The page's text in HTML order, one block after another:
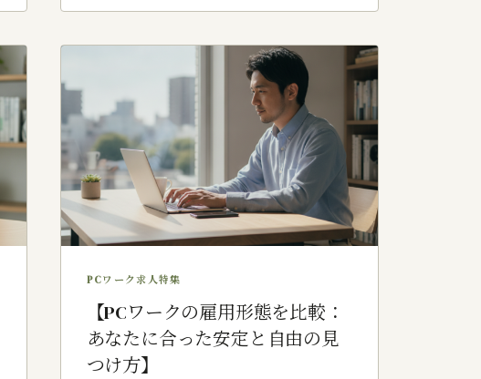
思
PCワーク求人特集
【PCワークの雇用形態を比較：
あなたに合った安定と自由の見
つけ方】